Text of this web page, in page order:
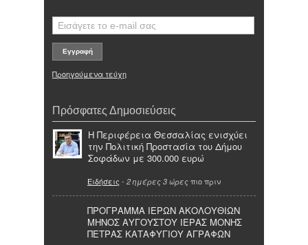
Προηγούμενα τεύχη
Πρόσφατες Δημοσιεύσεις
Η Περιφέρεια Θεσσαλίας ενισχύει
την Πολιτική Προστασία του Δήμου
Σοφάδων με 300.000 ευρώ
Ειδήσεις - 2 ημέρες 3 ώρες πιο πριν
ΠΡΟΓΡΑΜΜΑ ΙΕΡΩΝ ΑΚΟΛΟΥΘΙΩΝ
ΜΗΝΟΣ ΑΥΓΟΥΣΤΟΥ ΙΕΡΑΣ ΜΟΝΗΣ
ΠΕΤΡΑΣ ΚΑΤΑΦΥΓΙΟΥ ΑΓΡΑΦΩΝ